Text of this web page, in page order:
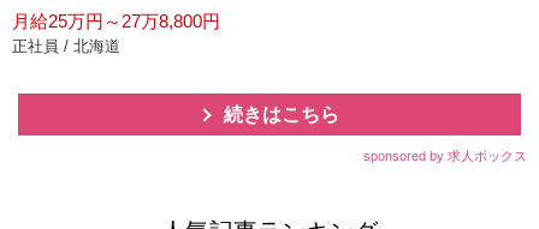
月給25万円～27万8,800円
正社員 / 北海道
続きはこちら
sponsored by 求人ボックス